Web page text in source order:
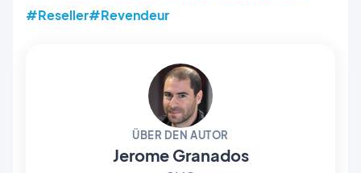
#Reseller#Revendeur
ÜBER DEN AUTOR
Jerome Granados